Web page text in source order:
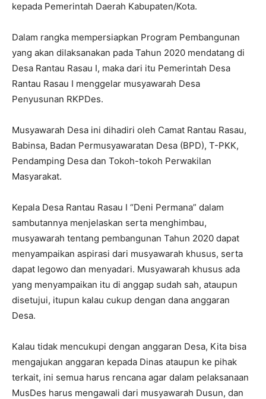
kepada Pemerintah Daerah Kabupaten/Kota.
Dalam rangka mempersiapkan Program Pembangunan
yang akan dilaksanakan pada Tahun 2020 mendatang di
Desa Rantau Rasau I, maka dari itu Pemerintah Desa
Rantau Rasau I menggelar musyawarah Desa
Penyusunan RKPDes.
Musyawarah Desa ini dihadiri oleh Camat Rantau Rasau,
Babinsa, Badan Permusyawaratan Desa (BPD), T-PKK,
Pendamping Desa dan Tokoh-tokoh Perwakilan
Masyarakat.
Kepala Desa Rantau Rasau I “Deni Permana” dalam
sambutannya menjelaskan serta menghimbau,
musyawarah tentang pembangunan Tahun 2020 dapat
menyampaikan aspirasi dari musyawarah khusus, serta
dapat legowo dan menyadari. Musyawarah khusus ada
yang menyampaikan itu di anggap sudah sah, ataupun
disetujui, itupun kalau cukup dengan dana anggaran
Desa.
Kalau tidak mencukupi dengan anggaran Desa, Kita bisa
mengajukan anggaran kepada Dinas ataupun ke pihak
terkait, ini semua harus rencana agar dalam pelaksanaan
MusDes harus mengawali dari musyawarah Dusun, dan